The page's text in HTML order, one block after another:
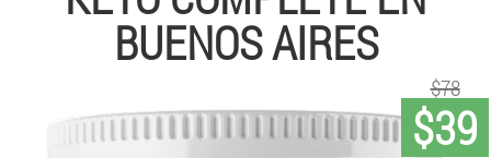
BUENOS AIRES
$39
$78